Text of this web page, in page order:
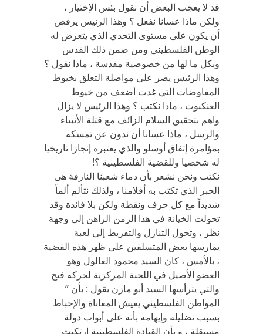
قد لا يعجب البعض أن نقول بئس الإختيار ،
ولكن ماذا عسانا نفعل ؟ وهذا الرئيس يرفض
أن يكون على مستوى التحدي الذي يتعرض له
الوطن الفلسطيني ومن ضمن ذلك القدس
وبكل ما لها من خصوصية مقدسة ، ماذا نقول ؟
وهذا الرئيس يصر على مواصلة التعلق بخيوط
المفاوضات التي غدت أضعف من خيوط
العنكبوت ، ماذا نكتب ؟ وهذا الرئيس لا يزال
واهم بتحقيق السلام الزائف مع قتلة الأنبياء
والرسل ، ماذا عسانا أن ندون عن تمسكه
بمؤامرة إتفاق أوسلو والذي يعتبره إنجازا تاريخيا
له شخصيا وللقضية الفلسطينية ؟!
نكتب ونحن نشعر بأن دماء شعبنا النازفة هى
الحبر الذي تكتب به أقلامنا ، ولذلك نتألم ألماً
شديداً مع كل حرف ونقطة ولكن بلا فائدة وقد
تحولت الخيانة في هذا الزمن الراهن إلى وجهة
نظر ، وتحول التنازل والتفريط إلى لعبة
يمارسها بعض المتسلقين على ظهر هذه القضية
، بالأمس ، كان السيد محمود العالول وهو
العضو الأصيل في اللجنة المركزية لحركة فتح
والتي يترأسها السيد أبو مازن يقول : بأن ”
المواطن الفلسطيني يعيش المعاناة والإحباط
بسبب تضليله وإيهامه بأنه على أبواب دولة
مستقلة ، و بأن القيادة الفلسطينية إرتكبت